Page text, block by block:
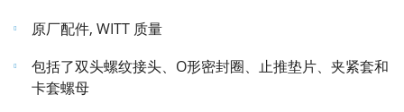
原厂配件, WITT 质量
包括了双头螺纹接头、O形密封圈、止推垫片、夹紧套和
卡套螺母